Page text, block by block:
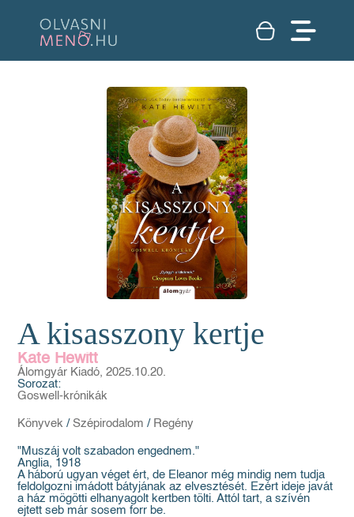
A kisasszony kertje
Kate Hewitt
Álomgyár Kiadó, 2025.10.20.
Sorozat:
Goswell-krónikák
Könyvek / Szépirodalom / Regény
"Muszáj volt szabadon engednem."
Anglia, 1918
A háború ugyan véget ért, de Eleanor még mindig nem tudja
feldolgozni imádott bátyjának az elvesztését. Ezért ideje javát
a ház mögötti elhanyagolt kertben tölti. Attól tart, a szívén
ejtett seb már sosem forr be.